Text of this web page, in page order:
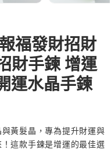
福發財招財
財手鍊 增運
運水晶手鍊
與黃髮晶，專為提升財運與
這款手鍊是增運的最佳選